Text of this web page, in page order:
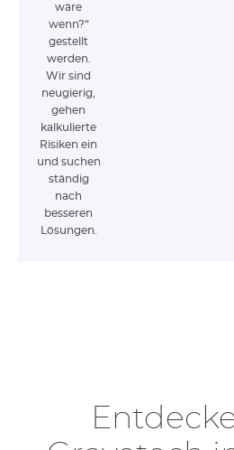
wäre
wenn?“
gestellt
werden.
Wir sind
neugierig,
gehen
kalkulierte
Risiken ein
und suchen
ständig
nach
besseren
Lösungen.